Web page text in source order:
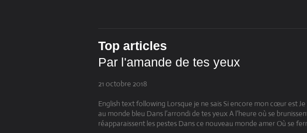
Top articles
Par l'amande de tes yeux
21 octobre 2018
English text following Lorsque je ne sais Si encore mon cœur est
au monde bleu Dans l’arrondi de tes yeux A l’heure où se
réapparaissent les pestes Dans ce nouveau monde amer Où se